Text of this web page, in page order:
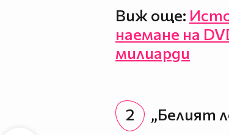
Виж още:
наемане на
милиарди
2 „Белият